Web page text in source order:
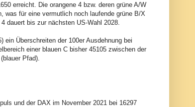
erreicht. Die orangene 4 bzw. deren grüne A/W
was für eine vermutlich noch laufende grüne B/X
dauert bis zur nächsten US-Wahl 2028.
Überschreiten der 100er Ausdehnung bei
einer blauen C bisher 45105 zwischen der
Pfad).
und der DAX im November 2021 bei 16297